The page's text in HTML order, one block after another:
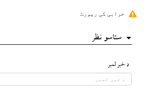
خرابی کی رپورٹ
ستاسو نظر
د خبر لمبر